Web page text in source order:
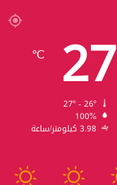
27
℃
100%
3.98 كيلومتر/ساعة